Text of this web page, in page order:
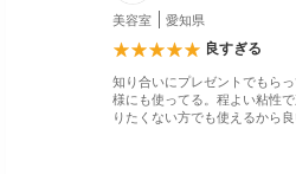
美容室 愛知県
良すぎる
知り合いにプレゼントでもら
様にも使ってる。程よい粘性
りたくない方でも使えるから